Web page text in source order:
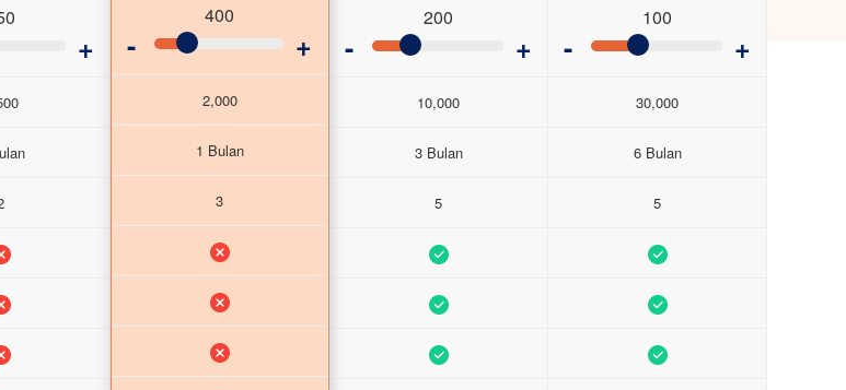
+
400
- +
2,000
1 Bulan
3
200
- +
10,000
3 Bulan
5
100
- +
30,000
6 Bulan
5